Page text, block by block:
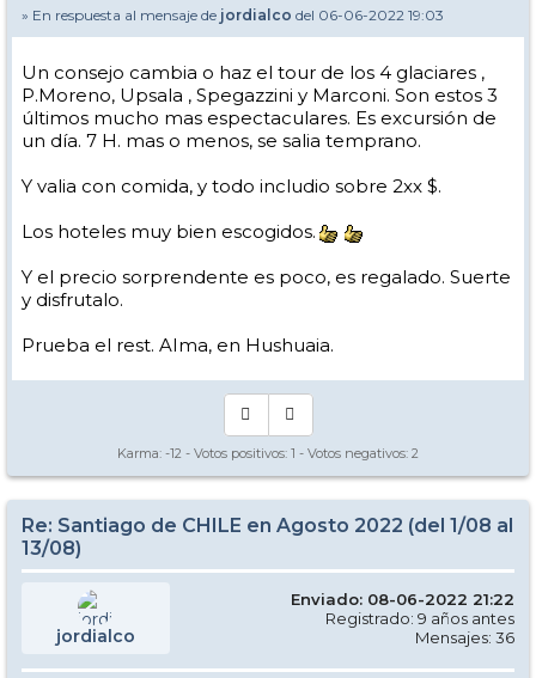
» En respuesta al mensaje de jordialco del 06-06-2022 19:03
Un consejo cambia o haz el tour de los 4 glaciares ,
P.Moreno, Upsala , Spegazzini y Marconi. Son estos 3
últimos mucho mas espectaculares. Es excursión de
un día. 7 H. mas o menos, se salia temprano.
Y valia con comida, y todo includio sobre 2xx $.
Los hoteles muy bien escogidos.
Y el precio sorprendente es poco, es regalado. Suerte
y disfrutalo.
Prueba el rest. AIma, en Hushuaia.
Karma: -12 - Votos positivos: 1 - Votos negativos: 2
Re: Santiago de CHILE en Agosto 2022 (del 1/08 al
13/08)
jordialco
Enviado: 08-06-2022 21:22
Registrado: 9 años antes
Mensajes: 36